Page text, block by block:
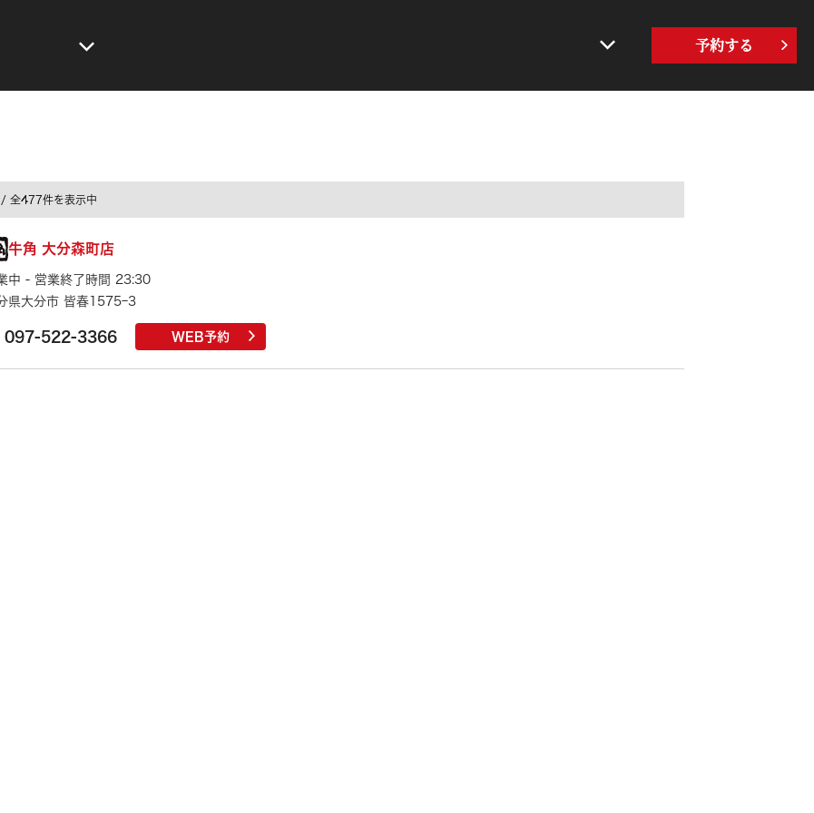
予約する
/ 全477件を表示中
牛角 大分森町店
中 - 営業終了時間 23:30
県大分市 皆春1575ｰ3
097-522-3366 WEB予約